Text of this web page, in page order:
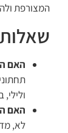
המצורפת
האם
האם
לא,